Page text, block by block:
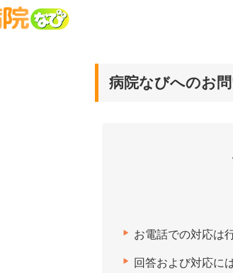
病院なびへのお
お電話での対応は
回答および対応に